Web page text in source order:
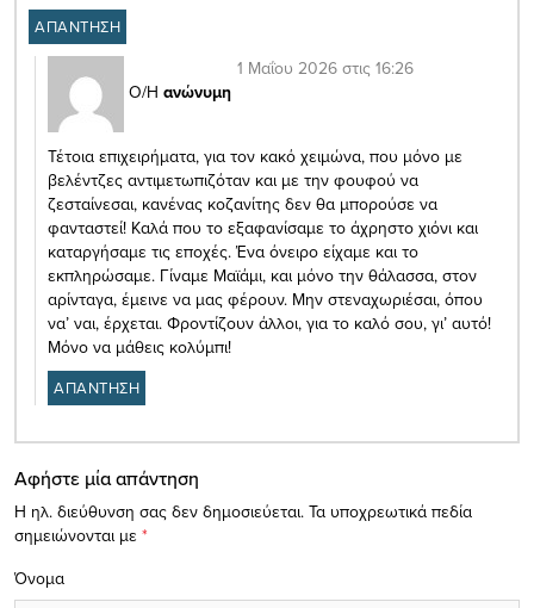
ΑΠΑΝΤΗΣΗ
Ο/Η ανώνυμη
1 Μαΐου 2026 στις 16:26
Τέτοια επιχειρήματα, για τον κακό χειμώνα, που μόνο με
βελέντζες αντιμετωπιζόταν και με την φουφού να
ζεσταίνεσαι, κανένας κοζανίτης δεν θα μπορούσε να
φανταστεί! Καλά που το εξαφανίσαμε το άχρηστο χιόνι και
καταργήσαμε τις εποχές. Ένα όνειρο είχαμε και το
εκπληρώσαμε. Γίναμε Μαϊάμι, και μόνο την θάλασσα, στον
αρίνταγα, έμεινε να μας φέρουν. Μην στεναχωριέσαι, όπου
να’ ναι, έρχεται. Φροντίζουν άλλοι, για το καλό σου, γι’ αυτό!
Μόνο να μάθεις κολύμπι!
ΑΠΑΝΤΗΣΗ
Αφήστε μία απάντηση
Η ηλ. διεύθυνση σας δεν δημοσιεύεται. Τα υποχρεωτικά πεδία
σημειώνονται με *
Όνομα